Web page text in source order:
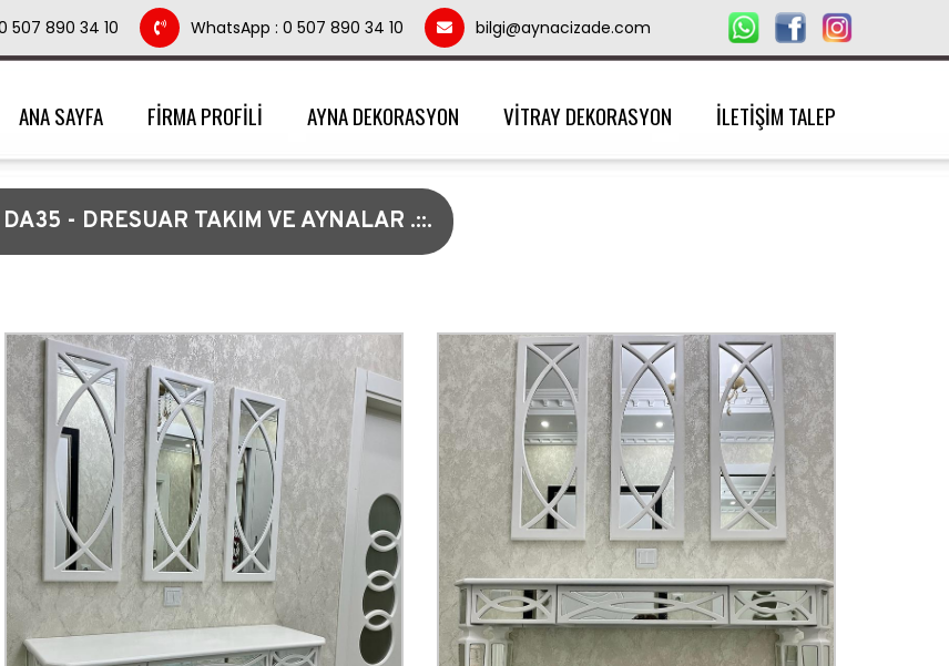
507 890 34 10 WhatsApp : 0 507 890 34 10 bilgi@aynacizade.com
ANA SAYFA FİRMA PROFİLİ AYNA DEKORASYON VİTRAY DEKORASYON İLETİŞİM TALEP
DA35 - DRESUAR TAKIM VE AYNALAR .::.